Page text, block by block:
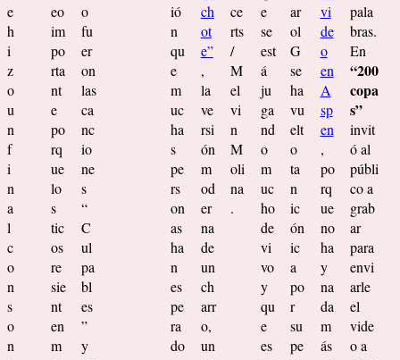
e
h
i
z
o
u
n
f
i
n
a
l
c
o
n
s
o
n
eo
im
po
rta
nt
e
po
rq
ue
lo
s
tic
os
re
sie
nt
en
m
o
fu
er
on
las
ca
nc
io
ne
s
“
C
ul
pa
bl
es
”
y
ió
n
qu
e
m
uc
ha
s
pe
rs
on
as
ha
n
es
pe
ra
do
ch
ot
e”
,
la
ve
rsi
ón
m
od
er
na
de
un
ch
arr
o,
un
ce
rts
/
M
el
vi
n
M
oli
na
.
e
se
est
á
ju
ga
nd
o
m
uc
ho
de
vi
vo
y
qu
e
es
ar
ol
G
se
ha
vu
elt
o
ta
n
ic
ón
ic
a
po
r
su
pe
vi
de
o
en
A
sp
en
,
po
rq
ue
no
ha
y
na
da
m
ás
pala
bras.
En
“200
copa
s”
invit
ó al
públi
co a
grab
ar
para
envi
arle
el
vide
o a